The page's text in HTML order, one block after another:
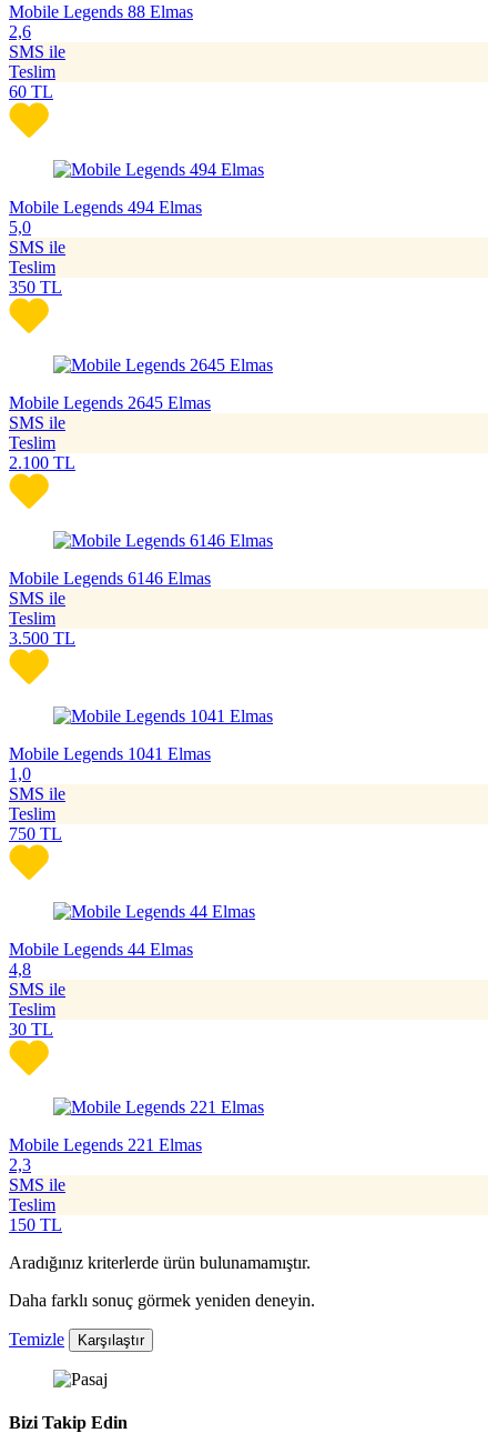
Mobile Legends 88 Elmas
2,6
SMS ile
Teslim
60 TL
Mobile Legends 494 Elmas
5,0
SMS ile
Teslim
350 TL
Mobile Legends 2645 Elmas
SMS ile
Teslim
2.100 TL
Mobile Legends 6146 Elmas
SMS ile
Teslim
3.500 TL
Mobile Legends 1041 Elmas
1,0
SMS ile
Teslim
750 TL
Mobile Legends 44 Elmas
4,8
SMS ile
Teslim
30 TL
Mobile Legends 221 Elmas
2,3
SMS ile
Teslim
150 TL
Aradığınız kriterlerde ürün bulunamamıştır.
Daha farklı sonuç görmek yeniden deneyin.
Temizle Karşılaştır
Bizi Takip Edin